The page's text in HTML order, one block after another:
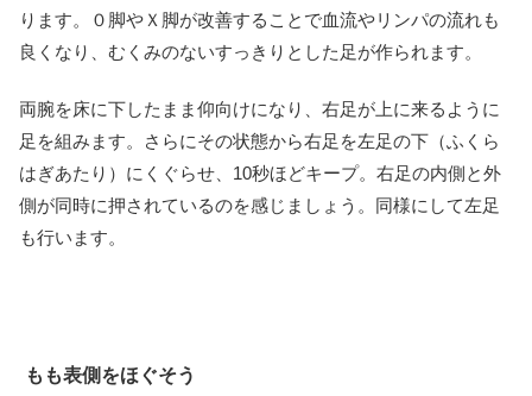
ります。０脚やＸ脚が改善することで血流やリンパの流れも
良くなり、むくみのないすっきりとした足が作られます。
両腕を床に下したまま仰向けになり、右足が上に来るように
足を組みます。さらにその状態から右足を左足の下（ふくら
はぎあたり）にくぐらせ、10秒ほどキープ。右足の内側と外
側が同時に押されているのを感じましょう。同様にして左足
も行います。
もも表側をほぐそう